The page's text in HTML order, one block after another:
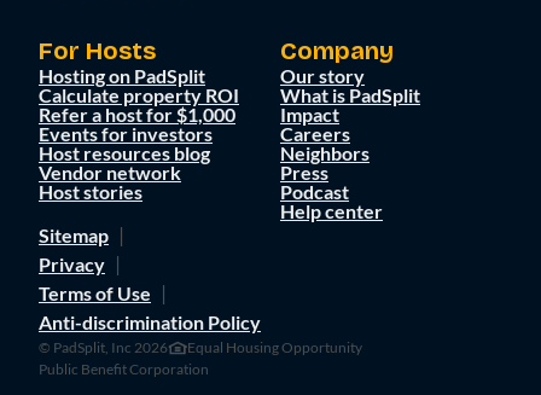
For Hosts
Hosting on PadSplit
Calculate property ROI
Refer a host for $1,000
Events for investors
Host resources blog
Vendor network
Host stories
Company
Our story
What is PadSplit
Impact
Careers
Neighbors
Press
Podcast
Help center
Sitemap
Privacy
Terms of Use
Anti-discrimination Policy
© PadSplit, Inc 2026
Equal Housing Opportunity
Public Benefit Corporation